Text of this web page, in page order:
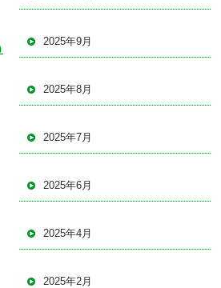
2025年9月
2025年8月
2025年7月
2025年6月
2025年4月
2025年2月